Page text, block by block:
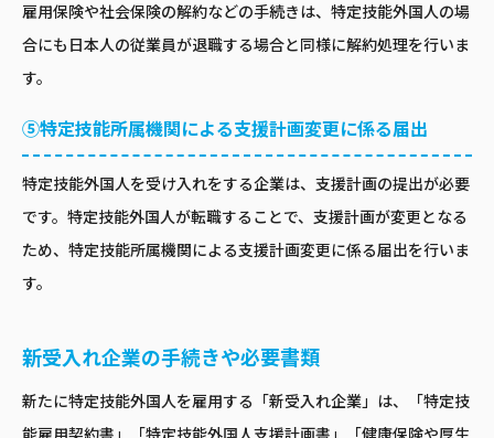
雇用保険や社会保険の解約などの手続きは、特定技能外国人の場
合にも日本人の従業員が退職する場合と同様に解約処理を行いま
す。
⑤特定技能所属機関による支援計画変更に係る届出
特定技能外国人を受け入れをする企業は、支援計画の提出が必要
です。特定技能外国人が転職することで、支援計画が変更となる
ため、特定技能所属機関による支援計画変更に係る届出を行いま
す。
新受入れ企業の手続きや必要書類
新たに特定技能外国人を雇用する「新受入れ企業」は、「特定技